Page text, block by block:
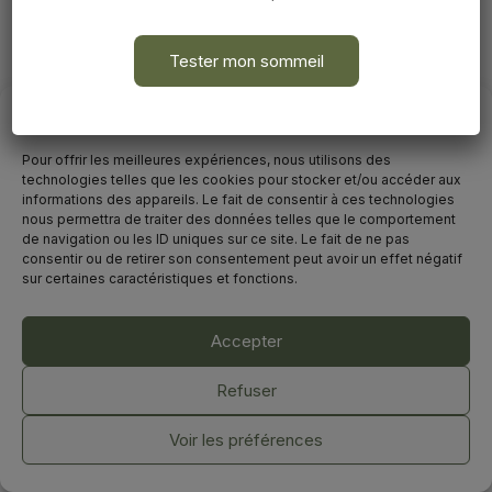
Pour offrir les meilleures expériences, nous utilisons des
technologies telles que les cookies pour stocker et/ou accéder aux
informations des appareils. Le fait de consentir à ces technologies
nous permettra de traiter des données telles que le comportement
de navigation ou les ID uniques sur ce site. Le fait de ne pas
consentir ou de retirer son consentement peut avoir un effet négatif
sur certaines caractéristiques et fonctions.
Accepter
Refuser
Voir les préférences
©2025. Marion Vallès-Dordal
Mentions légales & Politique de confidentialité-CGV
Tester mon sommeil